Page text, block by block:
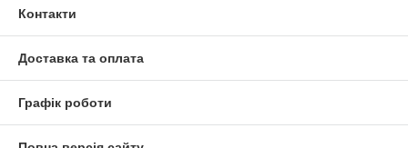
Контакти
Доставка та оплата
Графік роботи